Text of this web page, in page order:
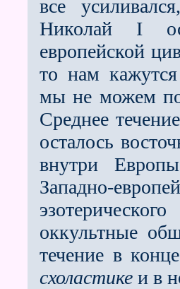
всe
Николай I
европейской
то нам
мы не можем
Среднее
осталось
внутри
Западно-
оккультные
течение в
схоластике и в